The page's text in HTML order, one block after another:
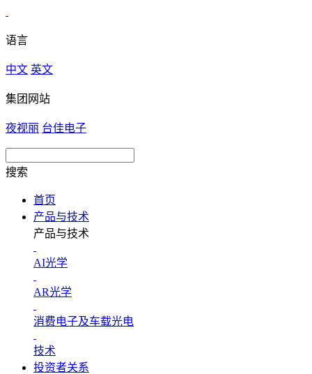
语言
中文 英文
集团网站
夜视丽 台佳电子
搜索
首页
产品与技术
产品与技术
AI光学
AR光学
消费电子及车载光电
技术
投资者关系